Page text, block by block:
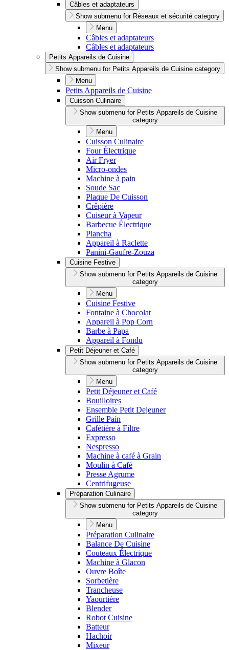
Câbles et adaptateurs
Show submenu for Réseaux et sécurité category
Menu
Câbles et adaptateurs
Câbles et adaptateurs
Petits Appareils de Cuisine
Show submenu for Petits Appareils de Cuisine category
Menu
Petits Appareils de Cuisine
Cuisson Culinaire
Show submenu for Petits Appareils de Cuisine
category
Menu
Cuisson Culinaire
Four Électrique
Air Fryer
Micro-ondes
Machine à pain
Soude Sac
Plaque De Cuisson
Crêpière
Cuiseur à Vapeur
Barbecue Électrique
Plancha
Appareil à Raclette
Panini-Gaufre-Zouza
Cuisine Festive
Show submenu for Petits Appareils de Cuisine
category
Menu
Cuisine Festive
Fontaine à Chocolat
Appareil à Pop Corn
Barbe à Papa
Appareil à Fondu
Petit Déjeuner et Café
Show submenu for Petits Appareils de Cuisine
category
Menu
Petit Déjeuner et Café
Bouilloires
Ensemble Petit Dejeuner
Grille Pain
Cafétière à Filtre
Expresso
Nespresso
Machine à café à Grain
Moulin à Café
Presse Agrume
Centrifugeuse
Préparation Culinaire
Show submenu for Petits Appareils de Cuisine
category
Menu
Préparation Culinaire
Balance De Cuisine
Couteaux Électrique
Machine à Glacon
Ouvre Boîte
Sorbetière
Trancheuse
Yaourtière
Blender
Robot Cuisine
Batteur
Hachoir
Mixeur